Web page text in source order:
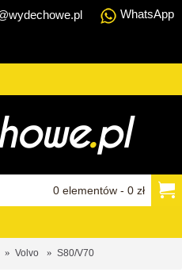
WhatsApp
0 elementów - 0 zł
Volvo S80/V70